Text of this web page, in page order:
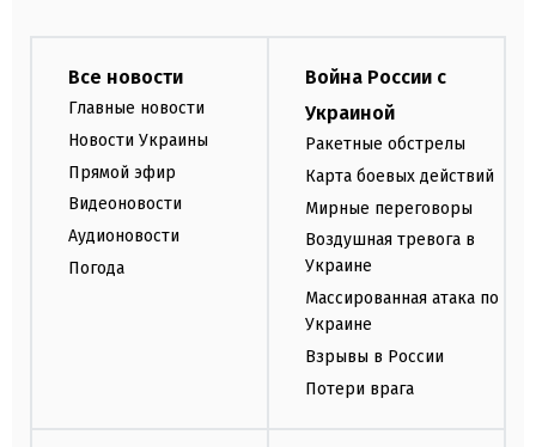
Все новости
Главные новости
Новости Украины
Прямой эфир
Видеоновости
Аудионовости
Погода
Война России с
Украиной
Ракетные обстрелы
Карта боевых действий
Мирные переговоры
Воздушная тревога в
Украине
Массированная атака по
Украине
Взрывы в России
Потери врага